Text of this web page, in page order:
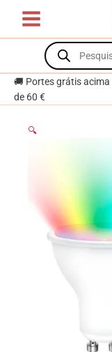
content
Products
search
🚚 Portes grátis acima
de 60 €
🔍
GU10
5W
350lm
RGB+W
com
Comando